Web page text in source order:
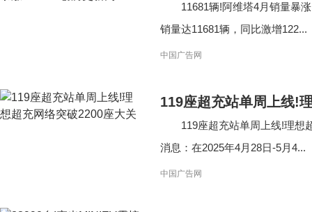
11681辆!阿维塔4月销量暴
销量达11681辆，同比激增122...
中国广告网
119座超充站单周上线!
119座超充站单周上线!理想
消息：在2025年4月28日-5月4...
中国广告网